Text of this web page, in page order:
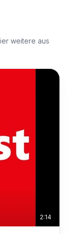
weitere aus
2:14